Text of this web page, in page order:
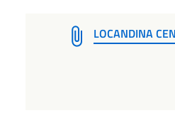
LOCANDINA